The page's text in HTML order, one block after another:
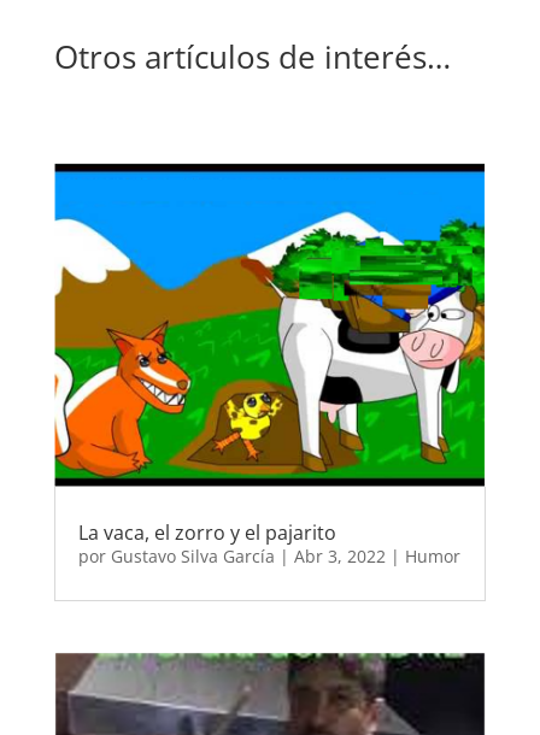
Otros artículos de interés…
La vaca, el zorro y el pajarito
por Gustavo Silva García | Abr 3, 2022| Humor